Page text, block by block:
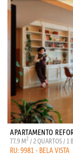
APARTAMENTO
77.9 M2 / 2 QUARTOS / 1
RU: 9981 - BELA VISTA